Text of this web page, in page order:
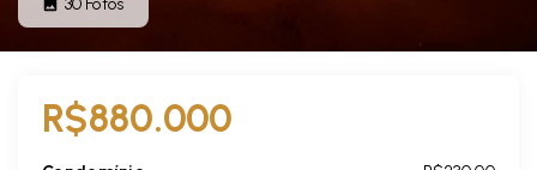
30 Fotos
R$880.000